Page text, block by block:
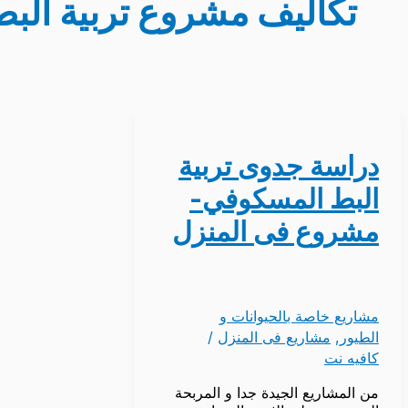
تكاليف مشروع تربية
دراسة جدوى تربية
البط المسكوفي-
مشروع فى المنزل
مشاريع خاصة بالحيوانات و
الطيور , مشاريع فى المنزل /
كافيه نت
من المشاريع الجيدة جدا و المربحة